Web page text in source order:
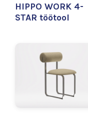
HIPPO WORK 4-
STAR töötool